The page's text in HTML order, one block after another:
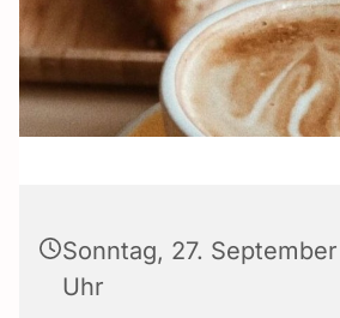
Sonntag, 27.
Uhr